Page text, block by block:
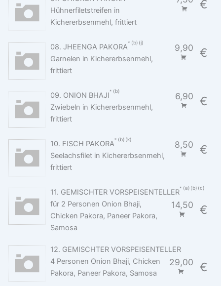
€
Hühnerfiletstreifen in
Kichererbsenmehl, frittiert
08. JHEENGA PAKORA
b j
9,90 €
Garnelen in Kichererbsenmehl,
frittiert
09. ONION BHAJI
b
6,90 €
Zwiebeln in Kichererbsenmehl,
frittiert
10. FISCH PAKORA
b k
8,50 €
Seelachsfilet in Kichererbsenmehl,
frittiert
11. GEMISCHTER VORSPEISENTELLER
a b c
14,50 €
für 2 Personen Onion Bhaji,
Chicken Pakora, Paneer Pakora,
Samosa
12. GEMISCHTER VORSPEISENTELLER
29,00 €
4 Personen Onion Bhaji, Chicken
Pakora, Paneer Pakora, Samosa